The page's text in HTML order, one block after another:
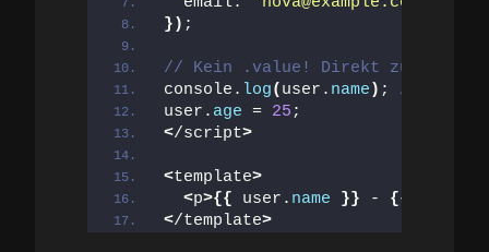
}) ;
// Kein .value! Direkt zugreifen!
console. log( user. name ) ; // 'Nova'
user. age = 25 ;
</script>
<template>
<p>{{ user. name }} - {{
</template>